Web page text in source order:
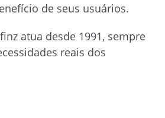
de seus usuários.
atua desde 1991, sempre
reais dos